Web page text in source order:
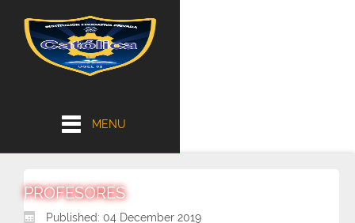
MENU
PROFESORES
Published: 04 December 2019